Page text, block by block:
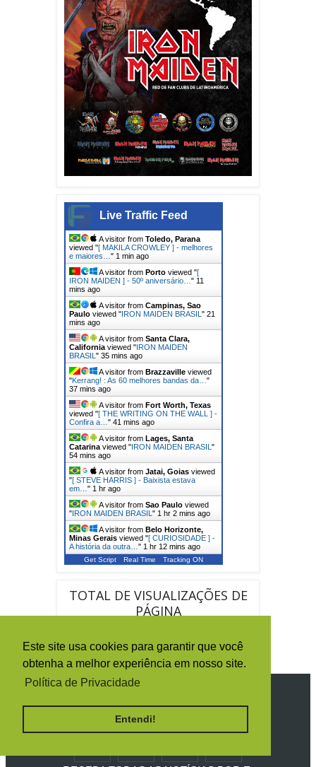
Este site usa cookies para garantir que você
obtenha a melhor experiência em nosso site.
Política de Privacidade
Entendi!
Live Traffic Feed
A visitor from Toledo, Parana
viewed "[ MAKILA CROWLEY ] - melhores
e maiores… " 1 min ago
A visitor from Porto viewed "[
IRON MAIDEN ] - 50º aniversário… " 11
mins ago
A visitor from Campinas, Sao
Paulo viewed "IRON MAIDEN BRASIL " 21
mins ago
A visitor from Santa Clara,
California viewed "IRON MAIDEN
BRASIL " 35 mins ago
A visitor from Brazzaville viewed
"Kerrang! : As 60 melhores bandas da… "
37 mins ago
A visitor from Fort Worth, Texas
viewed "[ THE WRITING ON THE WALL ] -
Confira a… " 41 mins ago
A visitor from Lages, Santa
Catarina viewed "IRON MAIDEN BRASIL "
54 mins ago
A visitor from Jatai, Goias viewed
"[ STEVE HARRIS ] - Baixista estava
em… " 1 hr ago
A visitor from Sao Paulo viewed
"IRON MAIDEN BRASIL " 1 hr 2 mins ago
A visitor from Belo Horizonte,
Minas Gerais viewed "[ CURIOSIDADE ] -
A história da outra… " 1 hr 12 mins ago
Get Script Real Time Tracking ON
TOTAL DE VISUALIZAÇÕES DE
PÁGINA